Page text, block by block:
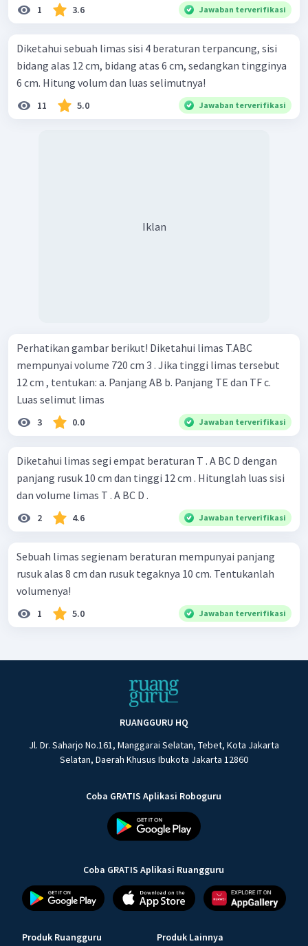
1 3.6 Jawaban terverifikasi
Diketahui sebuah limas sisi 4 beraturan terpancung, sisi
bidang alas 12 cm, bidang atas 6 cm, sedangkan tingginya
6 cm. Hitung volum dan luas selimutnya!
11 5.0 Jawaban terverifikasi
Iklan
Perhatikan gambar berikut! Diketahui limas T.ABC
mempunyai volume 720 cm 3 . Jika tinggi limas tersebut
12 cm , tentukan: a. Panjang AB b. Panjang TE dan TF c.
Luas selimut limas
3 0.0 Jawaban terverifikasi
Diketahui limas segi empat beraturan T . A BC D dengan
panjang rusuk 10 cm dan tinggi 12 cm . Hitunglah luas sisi
dan volume limas T . A BC D .
2 4.6 Jawaban terverifikasi
Sebuah limas segienam beraturan mempunyai panjang
rusuk alas 8 cm dan rusuk tegaknya 10 cm. Tentukanlah
volumenya!
1 5.0 Jawaban terverifikasi
RUANGGURU HQ
Jl. Dr. Saharjo No.161, Manggarai Selatan, Tebet, Kota Jakarta
Selatan, Daerah Khusus Ibukota Jakarta 12860
Coba GRATIS Aplikasi Roboguru
Coba GRATIS Aplikasi Ruangguru
Produk Ruangguru Produk Lainnya